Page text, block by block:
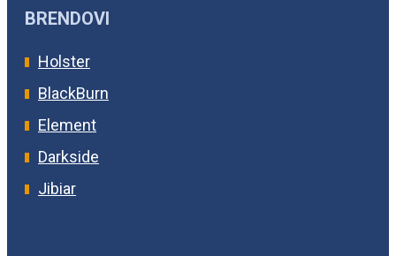
BRENDOVI
Holster
BlackBurn
Element
Darkside
Jibiar